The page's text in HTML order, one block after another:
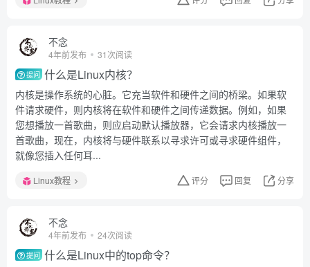
不念
4年前发布 31次阅读
提问 什么是Linux内核？
内核是操作系统的心脏。它充当软件和硬件之间的桥梁。如果软
件请求硬件，则内核将在软件和硬件之间传递数据。例如，如果
您想播放一首歌曲，则应启动默认播放器，它会请求内核播放一
首歌曲，现在，内核将与硬件联系以寻求许可或寻求硬件组件，
就像您插入任何耳...
Linux教程 评分 回复 分享
不念
4年前发布 24次阅读
提问 什么是Linux中的top命令？